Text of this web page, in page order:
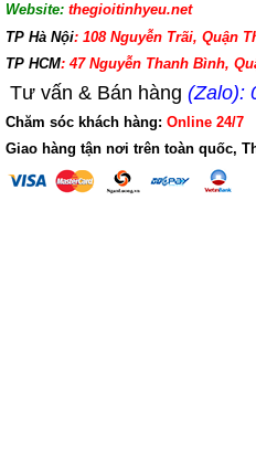
Website: thegioitinhyeu.net
TP Hà Nội: 108 Nguyễn Trãi, Quận
TP HCM: 47 Nguyễn Thanh Bình,
Tư vấn & Bán hàng (Zalo):
Chăm sóc khách hàng: Online 24/7
Giao hàng tận nơi trên toàn quốc,